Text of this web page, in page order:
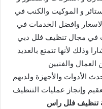
و الموكيت والكنب في
وافضل الخدمات في
في مجال تنظيف فلل دبي
وذلك لأنها تتمتع بالعديد
العمال والفنيين
الأدوات والأجهزة ولديهم
وإنجاز عمليات التنظيف
تنظيف فلل راس